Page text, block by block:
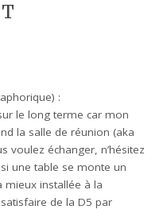
:
le long terme car mon
la salle de réunion (aka
voulez échanger, n’hésitez
une table se monte un
mieux installée à la
de la D5 par